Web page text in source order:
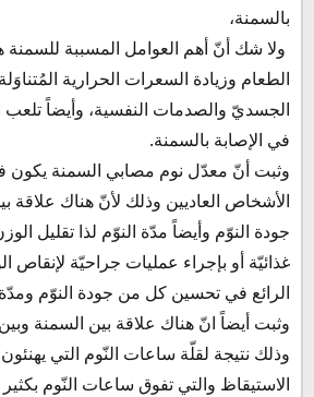
بالسمنة،
ولا شك أنّ أهم العوامل المسببة
الطعام وزيادة السعرات الحرارية
الجسديّ والصدمات النفسية، وأيضاً تلعب
في الإصابة بالسمنة.
وثبت أنّ معدّل نوم مصابي السمنة
الأشخاص العاديين وذلك لأنّ هناك علاقة
جودة النوّم وأيضاً مدّة النوّم لذا تقليل
غذائيّة أو بإجراء عمليات جراحيّة لإنقاص
الرائع في تحسين كل من جودة النوّم ومدّة
وثبت أيضاً انّ هناك علاقة بين السمنة وبين
وذلك نتيجة لقلّة ساعات النّوم التي
الاستيقاظ والتي تفوق ساعات النّوم بكثير